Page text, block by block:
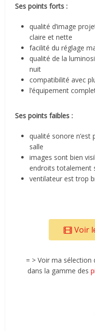
Ses points forts :
qualité d’image
claire et nette
facilité du réglage
qualité de la
nuit
compatibilité avec
l’équipement
Ses points faibles :
qualité sonore n’est
salle
images sont bien
endroits totalement
ventilateur est trop
Voir
= > Voir ma
dans la gamme des